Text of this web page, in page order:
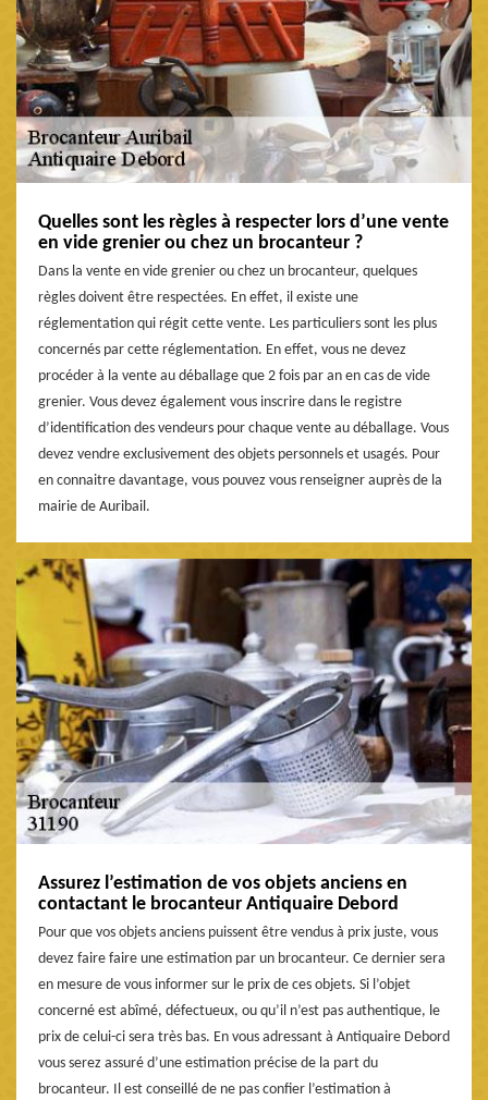
Quelles sont les règles à respecter lors d’une vente
en vide grenier ou chez un brocanteur ?
Dans la vente en vide grenier ou chez un brocanteur, quelques
règles doivent être respectées. En effet, il existe une
réglementation qui régit cette vente. Les particuliers sont les plus
concernés par cette réglementation. En effet, vous ne devez
procéder à la vente au déballage que 2 fois par an en cas de vide
grenier. Vous devez également vous inscrire dans le registre
d’identification des vendeurs pour chaque vente au déballage. Vous
devez vendre exclusivement des objets personnels et usagés. Pour
en connaitre davantage, vous pouvez vous renseigner auprès de la
mairie de Auribail.
Assurez l’estimation de vos objets anciens en
contactant le brocanteur Antiquaire Debord
Pour que vos objets anciens puissent être vendus à prix juste, vous
devez faire faire une estimation par un brocanteur. Ce dernier sera
en mesure de vous informer sur le prix de ces objets. Si l’objet
concerné est abîmé, défectueux, ou qu’il n’est pas authentique, le
prix de celui-ci sera très bas. En vous adressant à Antiquaire Debord
vous serez assuré d’une estimation précise de la part du
brocanteur. Il est conseillé de ne pas confier l’estimation à